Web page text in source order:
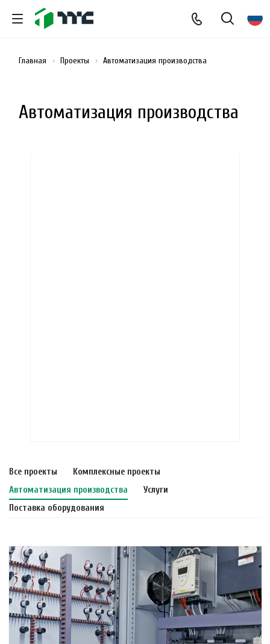
Автоматизация производства
Главная Проекты Автоматизация производства
Все проекты
Комплексные проекты
Автоматизация производства
Услуги
Поставка оборудования